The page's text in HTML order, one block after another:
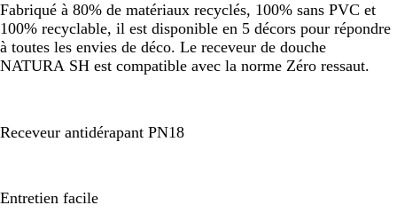
Fabriqué à 80% de matériaux recyclés, 100% sans PVC et
100% recyclable, il est disponible en 5 décors pour répondre
à toutes les envies de déco. Le receveur de douche
NATURA SH est compatible avec la norme Zéro ressaut.
Receveur antidérapant PN18
Entretien facile